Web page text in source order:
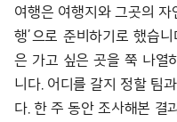
여행은 여행지와 그곳의 자
행’으로 준비하기로 했습
은 가고 싶은 곳을 쭉 나열
니다. 어디를 갈지 정할 팀
다. 한 주 동안 조사해본 결